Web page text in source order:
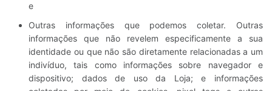
e
Outras informações que podemos coletar. Outras
informações que não revelem especificamente a sua
identidade ou que não são diretamente relacionadas a um
indivíduo, tais como informações sobre navegador e
dispositivo; dados de uso da Loja; e informações